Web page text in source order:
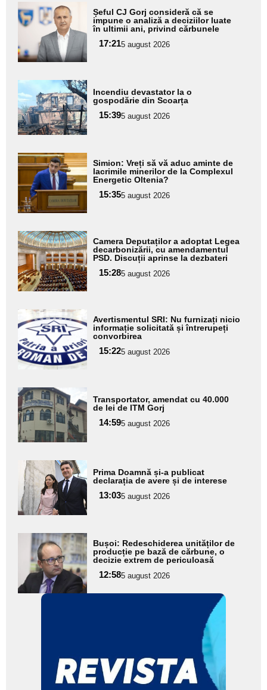
Adaugă
aici textul
pentru
subtitlu
Șeful CJ Gorj consideră că se
impune o analiză a deciziilor luate
în ultimii ani, privind cărbunele
17:215 august 2026
Adaugă
aici textul
pentru
subtitlu
Incendiu devastator la o
gospodărie din Scoarța
15:395 august 2026
Adaugă
aici textul
pentru
subtitlu
Simion: Vreți să vă aduc aminte de
lacrimile minerilor de la Complexul
Energetic Oltenia?
15:355 august 2026
Adaugă
aici textul
pentru
subtitlu
Camera Deputaților a adoptat Legea
decarbonizării, cu amendamentul
PSD. Discuții aprinse la dezbateri
15:285 august 2026
Adaugă
aici textul
pentru
subtitlu
Avertismentul SRI: Nu furnizați nicio
informație solicitată și întrerupeți
convorbirea
15:225 august 2026
Adaugă
aici textul
pentru
subtitlu
Transportator, amendat cu 40.000
de lei de ITM Gorj
14:595 august 2026
Adaugă
aici textul
pentru
subtitlu
Prima Doamnă și-a publicat
declarația de avere și de interese
13:035 august 2026
Adaugă
aici textul
pentru
subtitlu
Bușoi: Redeschiderea unităților de
producție pe bază de cărbune, o
decizie extrem de periculoasă
12:585 august 2026